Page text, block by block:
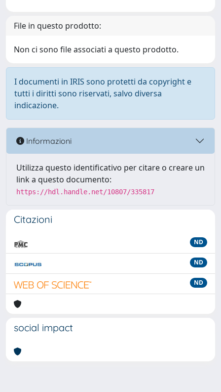
File in questo prodotto:
Non ci sono file associati a questo prodotto.
I documenti in IRIS sono protetti da copyright e
tutti i diritti sono riservati, salvo diversa
indicazione.
Informazioni
Utilizza questo identificativo per citare o creare un
link a questo documento:
https://hdl.handle.net/10807/335817
Citazioni
ND
ND
ND
social impact